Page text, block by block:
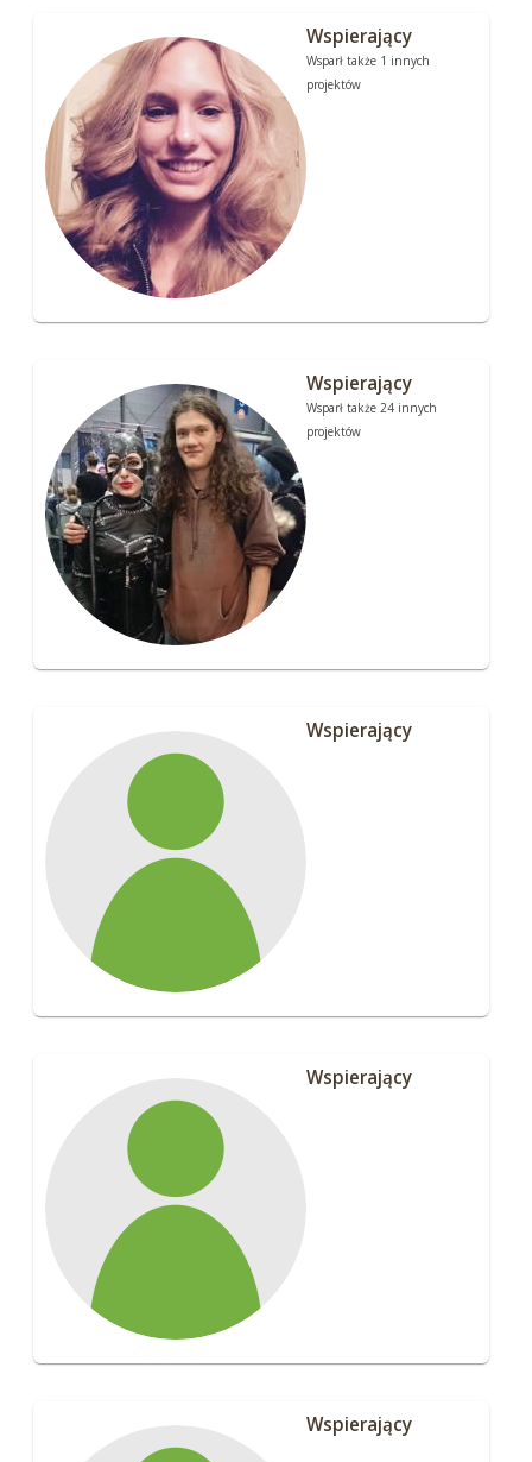
Wspierający
Wsparł także 1 innych
projektów
Wspierający
Wsparł także 24 innych
projektów
Wspierający
Wspierający
Wspierający